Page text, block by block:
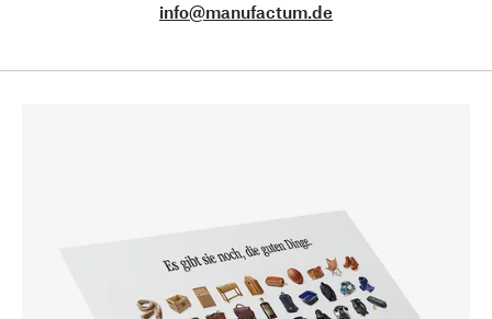
info@manufactum.de